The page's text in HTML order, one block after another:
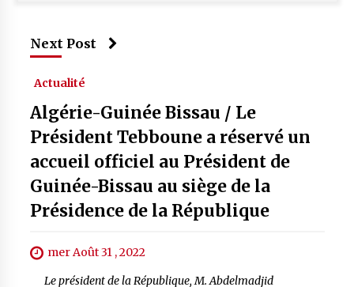
Next Post
Actualité
Algérie-Guinée Bissau / Le
Président Tebboune a réservé un
accueil officiel au Président de
Guinée-Bissau au siège de la
Présidence de la République
mer Août 31 , 2022
Le président de la République, M. Abdelmadjid